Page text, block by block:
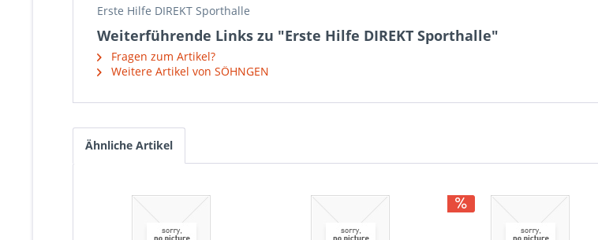
Erste Hilfe DIREKT Sporthalle
Weiterführende Links zu "Erste Hilfe DIREKT Sporthalle"
Fragen zum Artikel?
Weitere Artikel von SÖHNGEN
Ähnliche Artikel